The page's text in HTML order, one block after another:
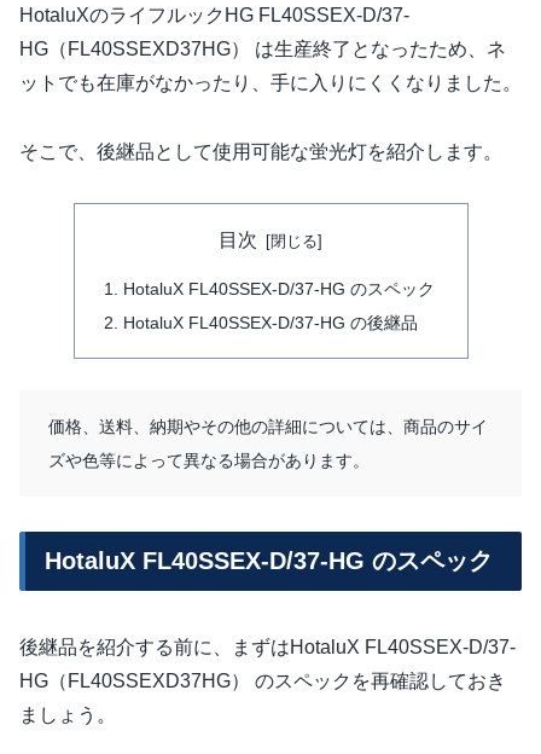
HotaluXのライフルックHG FL40SSEX-D/37-
HG（FL40SSEXD37HG） は生産終了となったため、ネ
ットでも在庫がなかったり、手に入りにくくなりました。
そこで、後継品として使用可能な蛍光灯を紹介します。
目次
HotaluX FL40SSEX-D/37-HG のスペック
HotaluX FL40SSEX-D/37-HG の後継品
価格、送料、納期やその他の詳細については、商品のサイ
ズや色等によって異なる場合があります。
HotaluX FL40SSEX-D/37-HG のスペック
後継品を紹介する前に、まずはHotaluX FL40SSEX-D/37-
HG（FL40SSEXD37HG） のスペックを再確認しておき
ましょう。